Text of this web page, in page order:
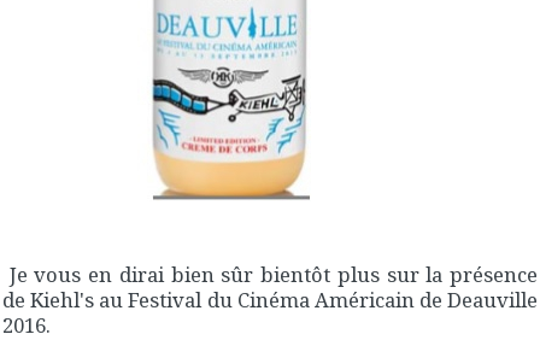
Je vous en dirai bien sûr bientôt plus sur la présence
de Kiehl's au Festival du Cinéma Américain de Deauville
2016.